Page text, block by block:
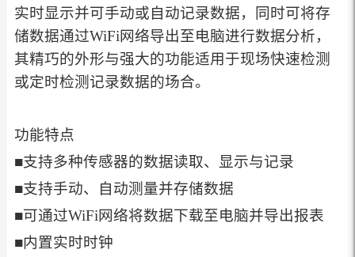
实时显示并可手动或自动记录数据，同时可将存
储数据通过WiFi网络导出至电脑进行数据分析，
其精巧的外形与强大的功能适用于现场快速检测
或定时检测记录数据的场合。
功能特点
■支持多种传感器的数据读取、显示与记录
■支持手动、自动测量并存储数据
■可通过WiFi网络将数据下载至电脑并导出报表
■内置实时时钟